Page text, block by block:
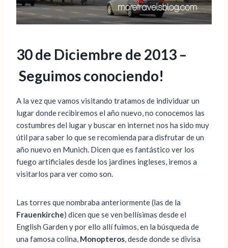
30 de Diciembre de 2013 –
Seguimos conociendo!
A la vez que vamos visitando tratamos de individuar un
lugar donde recibiremos el año nuevo, no conocemos las
costumbres del lugar y buscar en internet nos ha sido muy
útil para saber lo que se recomienda para disfrutar de un
año nuevo en Munich. Dicen que es fantástico ver los
fuego artificiales desde los jardines ingleses, iremos a
visitarlos para ver como son.
Las torres que nombraba anteriormente (las de la
Frauenkirche) dicen que se ven bellísimas desde el
English Garden y por ello allí fuimos, en la búsqueda de
una famosa colina, Monopteros, desde donde se divisa